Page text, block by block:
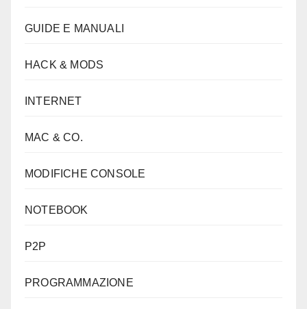
GUIDE E MANUALI
HACK & MODS
INTERNET
MAC & CO.
MODIFICHE CONSOLE
NOTEBOOK
P2P
PROGRAMMAZIONE